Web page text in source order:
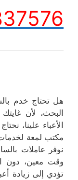
هل تحتاج خدم
البحث، لأن غايتك
الأعباء علينا،
مكتب لمعة
نوفر عاملات
وقت معين، دون
تؤدي إلى زيادة